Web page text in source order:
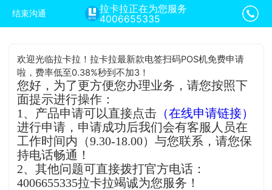
结束沟通
拉卡拉正在为您服务
4006655335
欢迎光临拉卡拉！拉卡拉最新款电签扫码POS机免费申请
啦，费率低至0.38%秒到不加3！
您好，为了更方便您办理业务，请您按照下
面提示进行操作：
1、产品申请可以直接点击 （在线申请链接）
进行申请，申请成功后我们会有客服人员在
工作时间内（9.30-18.00）与您联系，请您保
持电话畅通！
2、其他问题可直接拨打官方电话：
4006655335拉卡拉竭诚为您服务！